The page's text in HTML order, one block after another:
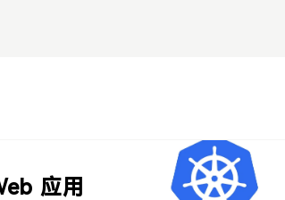
应用